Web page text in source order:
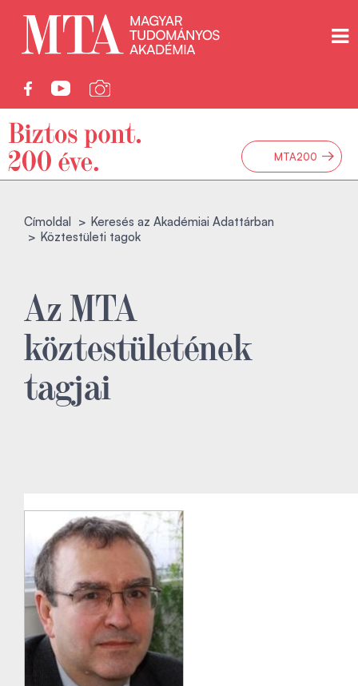
MTA200 →
Címoldal
Keresés az Akadémiai Adattárban
Köztestületi tagok
Az MTA
köztestületének
tagjai